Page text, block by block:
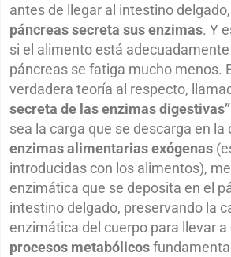
antes de llegar al intestino
páncreas secreta sus enzimas. Y
si el alimento está adecuadamente
páncreas se fatiga mucho menos.
verdadera teoría al respecto,
secreta de las enzimas digestivas”
sea la carga que se descarga en la
enzimas alimentarias exógenas
introducidas con los alimentos),
enzimática que se deposita en el
intestino delgado, preservando la
enzimática del cuerpo para llevar
procesos metabólicos